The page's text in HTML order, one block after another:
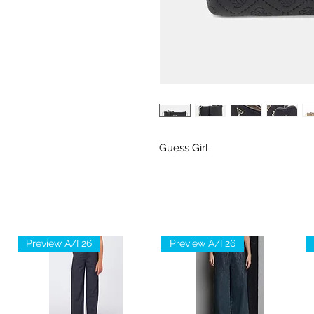
Guess Girl
Preview A/I 26 Preview A/I 26